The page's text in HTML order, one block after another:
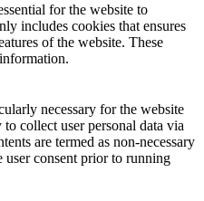
for the website to
includes cookies that ensures
of the website. These
necessary for the website
collect user personal data via
are termed as non-necessary
consent prior to running